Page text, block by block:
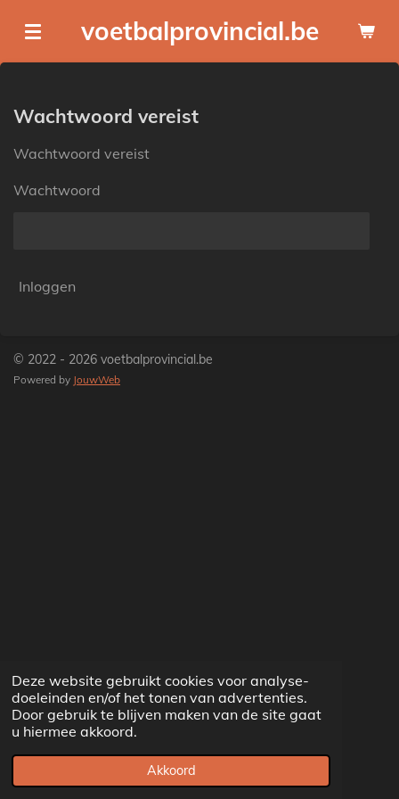
Deze website gebruikt cookies voor analyse-
doeleinden en/of het tonen van advertenties.
Door gebruik te blijven maken van de site gaat
u hiermee akkoord.
Akkoord
direct
naar
hoofdinhoud
voetbalprovincial.be
Wachtwoord vereist
Wachtwoord vereist
Wachtwoord
Inloggen
© 2022 - 2026 voetbalprovincial.be
Powered by JouwWeb